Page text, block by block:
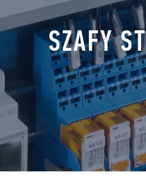
SZAFY